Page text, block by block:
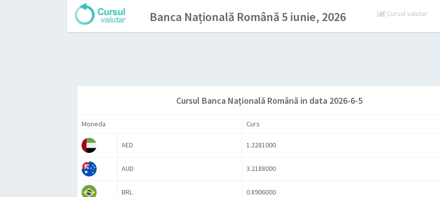
Banca Națională Română 5 iunie, 2026 Cursul valutar
Cursul Banca Națională Română in data 2026-6-5
Moneda Curs
AED 1.2281000
AUD 3.2188000
BRL 0.8906000